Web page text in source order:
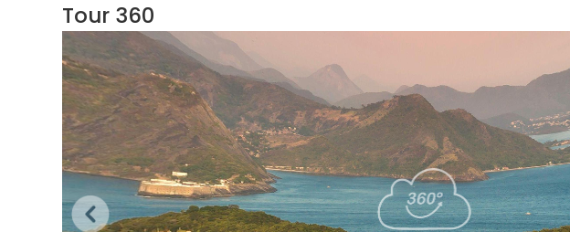
Tour 360